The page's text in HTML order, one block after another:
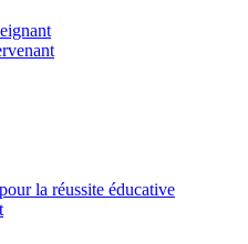
la réussite éducative